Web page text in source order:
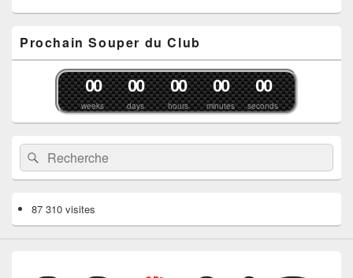
Prochain Souper du Club
weeks
00
days
00
hours
00
minutes
00
seconds
00
Recherche :Rechercher
87 310 visites